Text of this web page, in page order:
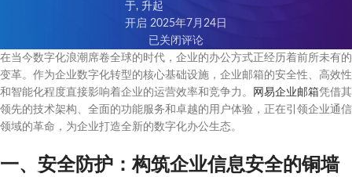
于, 升起
开启 2025年7月24日
已关闭评论
在当今数字化浪潮席卷全球的时代，企业的办公方式正经历着前所未有的
变革。作为企业数字化转型的核心基础设施，企业邮箱的安全性、高效性
和智能化程度直接影响着企业的运营效率和竞争力。
网易企业邮箱凭借其
领先的技术架构、全面的功能服务和卓越的用户体验，正在引领企业通信
领域的革命，为企业打造全新的数字化办公生态。
一、安全防护：构筑企业信息安全的铜墙